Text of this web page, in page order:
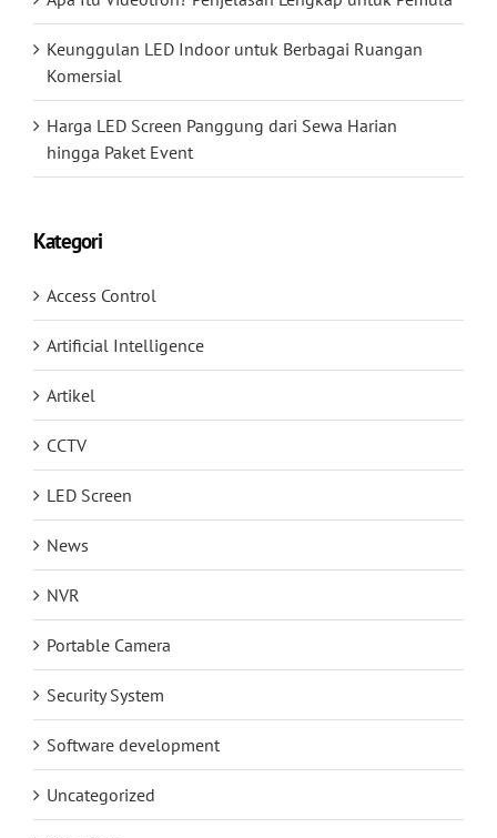
Keunggulan LED Indoor untuk Berbagai Ruangan
Komersial
Harga LED Screen Panggung dari Sewa Harian
hingga Paket Event
Kategori
Access Control
Artificial Intelligence
Artikel
CCTV
LED Screen
News
NVR
Portable Camera
Security System
Software development
Uncategorized